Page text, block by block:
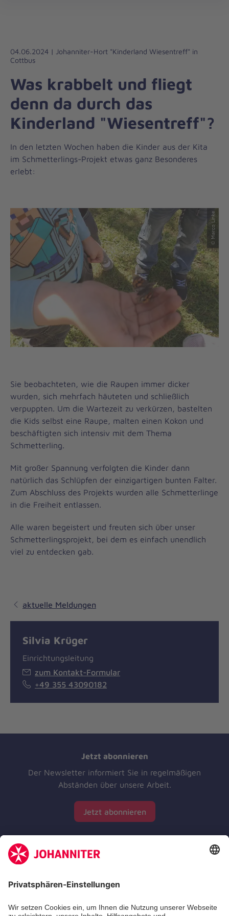
Liebe
04.06.2024 | Johanniter-Hort "Kinderland Wiesentreff" in
Cottbus
Was krabbelt und fliegt
denn da durch das
Kinderland "Wiesentreff"?
In den letzten Wochen haben die Kinder aus der Kita
im Schmetterlings-Projekt etwas ganz Besonderes
erlebt:
© Marco Linke
Sie beobachteten, wie die Raupen immer dicker
wurden, sich mehrfach häuteten und schließlich
verpuppten. Um die Wartezeit zu verkürzen, bastelten
die Kids selbst eine Raupe, malten einen Kokon und
beschäftigten sich intensiv mit dem Thema
Schmetterling.
Mit großer Spannung verfolgten die Kinder dann
natürlich das Schlüpfen der einzigartigen bunten Falter.
Zum Abschluss des Projekts wurden alle Schmetterlinge
in die Freiheit entlassen.
Alle waren begeistert und freuten sich über unser
Schmetterlingsprojekt, bei dem es einfach unendlich
viel zu entdecken gab.
aktuelle Meldungen
Silvia Krüger
Einrichtungsleitung
zum Kontakt-Formular
+49 355 43090182
Jetzt abonnieren
Der Newsletter informiert Sie in regelmäßigen
Abständen über unsere Arbeit.
Jetzt abonnieren
Zertifizierung der Johanniter-Unfall-Hilfe e.V.